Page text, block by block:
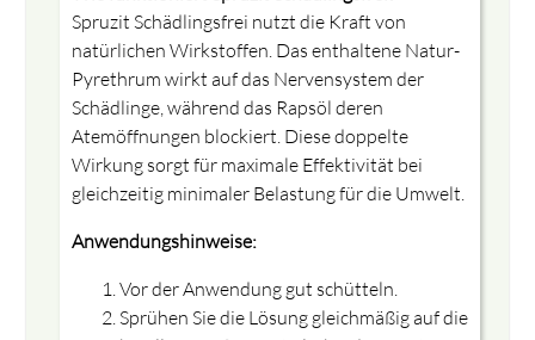
Spruzit Schädlingsfrei nutzt die Kraft von
natürlichen Wirkstoffen. Das enthaltene Natur-
Pyrethrum wirkt auf das Nervensystem der
Schädlinge, während das Rapsöl deren
Atemöffnungen blockiert. Diese doppelte
Wirkung sorgt für maximale Effektivität bei
gleichzeitig minimaler Belastung für die Umwelt.
Anwendungshinweise:
Vor der Anwendung gut schütteln.
Sprühen Sie die Lösung gleichmäßig auf die